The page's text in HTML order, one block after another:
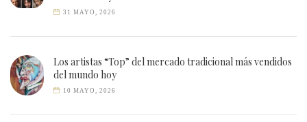
31 MAYO, 2026
Los artistas “Top” del mercado tradicional más vendidos
del mundo hoy
10 MAYO, 2026